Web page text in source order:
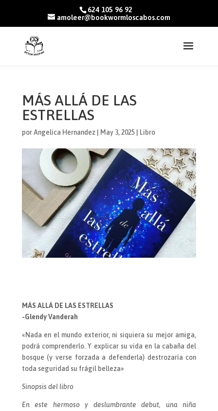
624 105 96 92
amoleer@bookwormloscabos.com
MÁS ALLÁ DE LAS
ESTRELLAS
porAngelica Hernandez| May 3, 2025| Libro
MÁS ALLÁ DE LAS ESTRELLAS
-Glendy Vanderah
«Nada en el mundo exterior, ni siquiera su mejor amiga,
podrá comprenderlo. Y explicar su vida en la cabaña del
bosque (y verse forzada a defenderla) destrozaría con
toda seguridad su frágil belleza»
Sinopsis del libro
En este hermoso y deslumbrante debut, una niña